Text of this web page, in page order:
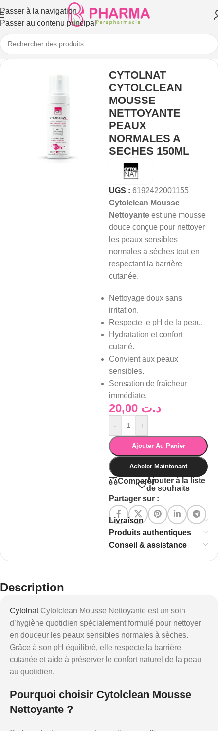
Passer à la navigation
Passer au contenu principal
CYTOLNAT
CYTOLCLEAN
MOUSSE
NETTOYANTE
PEAUX
NORMALES A
SECHES 150ML
UGS : 6192422001155
Cytolclean Mousse
Nettoyante est une mousse
douce conçue pour nettoyer
les peaux sensibles
normales à sèches tout en
respectant la barrière
cutanée.
Nettoyage doux sans
irritation.
Respecte le pH de la peau.
Hydratation et confort
cutané.
Convient aux peaux
sensibles.
Sensation de fraîcheur
immédiate.
د.ت
- +
Ajouter Au Panier
Acheter Maintenant
ComparerAjouter à la liste
de souhaits
Partager sur :
Livraison
Produits authentiques
Conseil & assistance
Description
CytolnatCytolclean Mousse Nettoyante est un soin
d’hygiène quotidien spécialement formulé pour nettoyer
en douceur les peaux sensibles normales à sèches.
Grâce à son pH équilibré, elle respecte la barrière
cutanée et aide à préserver le confort naturel de la peau
au quotidien.
Pourquoi choisir Cytolclean Mousse
Nettoyante ?